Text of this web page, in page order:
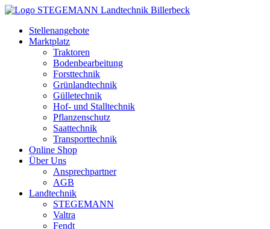
Zum
springenStellenangebote
Marktplatz
Traktoren
Bodenbearbeitung
Forsttechnik
Grünlandtechnik
Gülletechnik
Hof- und Stalltechnik
Pflanzenschutz
Saattechnik
Transporttechnik
Online Shop
Über Uns
Ansprechpartner
AGB
Landtechnik
STEGEMANN
Valtra
Fendt